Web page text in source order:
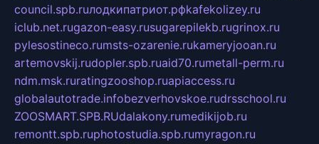
council.spb.ruлодкипатриот.рфkafekolizey.ru
iclub.net.rugazon-easy.rusugarepilekb.rugrinox.ru
pylesostineco.rumsts-ozarenie.rukameryjooan.ru
artemovskij.rudopler.spb.ruaid70.rumetall-perm.ru
ndm.msk.ruratingzooshop.ruapiaccess.ru
globalautotrade.infobezverhovskoe.rudrsschool.ru
ZOOSMART.SPB.RUdalakony.rumedikijob.ru
remontt.spb.ruphotostudia.spb.rumyragon.ru